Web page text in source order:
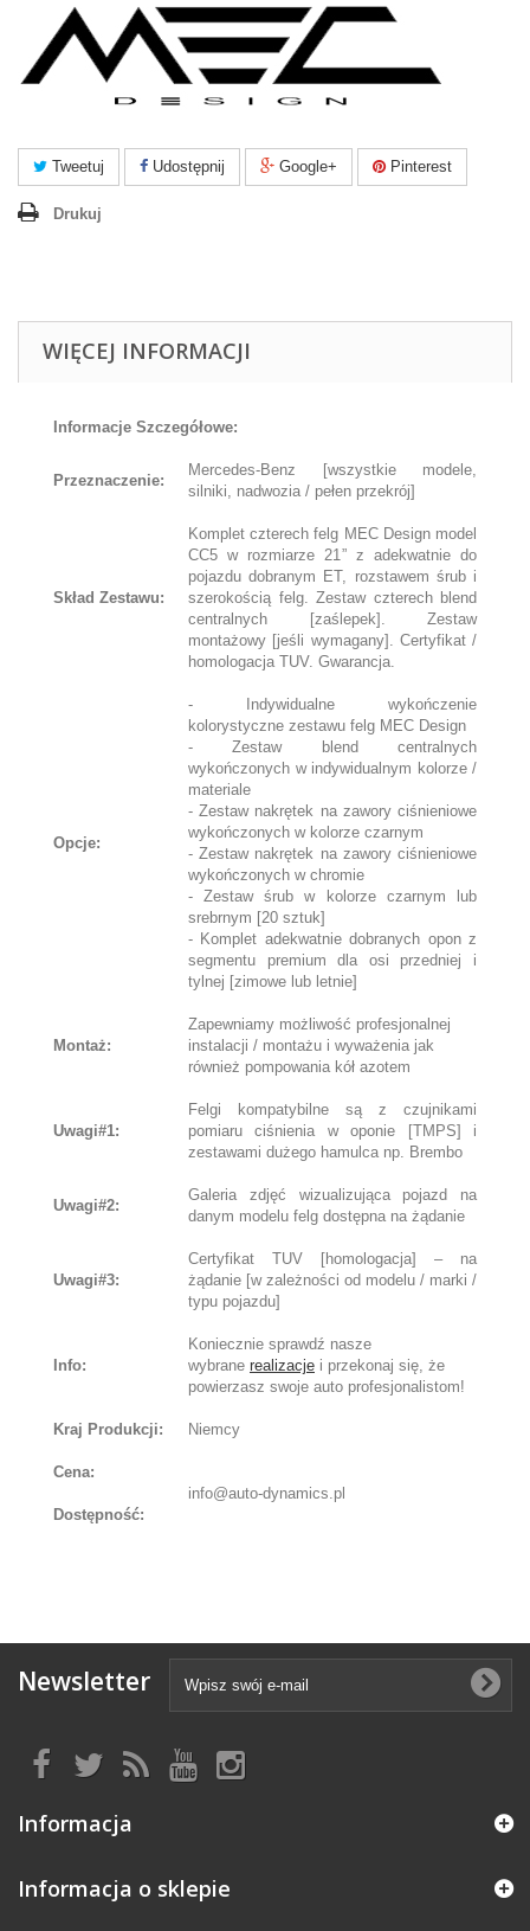
Tweetuj Udostępnij Google+ Pinterest
Drukuj
WIĘCEJ INFORMACJI
Informacje Szczegółowe:
Przeznaczenie:
Mercedes-Benz [wszystkie modele,
silniki, nadwozia / pełen przekrój]
Skład Zestawu:
Komplet czterech felg MEC Design model
CC5 w rozmiarze 21” z adekwatnie do
pojazdu dobranym ET, rozstawem śrub i
szerokością felg. Zestaw czterech blend
centralnych [zaślepek]. Zestaw
montażowy [jeśli wymagany]. Certyfikat /
homologacja TUV. Gwarancja.
Opcje:
- Indywidualne wykończenie
kolorystyczne zestawu felg MEC Design
- Zestaw blend centralnych
wykończonych w indywidualnym kolorze /
materiale
- Zestaw nakrętek na zawory ciśnieniowe
wykończonych w kolorze czarnym
- Zestaw nakrętek na zawory ciśnieniowe
wykończonych w chromie
- Zestaw śrub w kolorze czarnym lub
srebrnym [20 sztuk]
- Komplet adekwatnie dobranych opon z
segmentu premium dla osi przedniej i
tylnej [zimowe lub letnie]
Montaż:
Zapewniamy możliwość profesjonalnej
instalacji / montażu i wyważenia jak
również pompowania kół azotem
Uwagi#1:
Felgi kompatybilne są z czujnikami
pomiaru ciśnienia w oponie [TMPS] i
zestawami dużego hamulca np. Brembo
Uwagi#2:
Galeria zdjęć wizualizująca pojazd na
danym modelu felg dostępna na żądanie
Uwagi#3:
Certyfikat TUV [homologacja] – na
żądanie [w zależności od modelu / marki /
typu pojazdu]
Info:
Koniecznie sprawdź nasze
wybrane realizacje i przekonaj się, że
powierzasz swoje auto profesjonalistom!
Kraj Produkcji: Niemcy
Cena:
info@auto-dynamics.pl
Dostępność:
Newsletter
Informacja
Informacja o sklepie